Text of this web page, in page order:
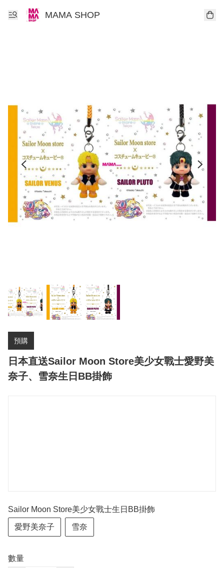
MAMA SHOP
預購
日本直送Sailor Moon Store美少女戰士愛野美
奈子、雪奈生日BB掛飾
Sailor Moon Store美少女戰士生日BB掛飾
愛野美奈子 雪奈
數量